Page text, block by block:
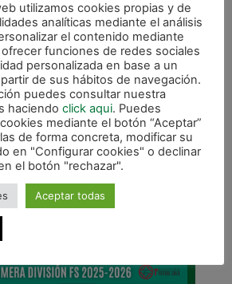
Javi Eseverri, Roberto Martil y Dani Saldise renuevan sus contratos
DE LIGA
utilizamos cookies propias y de
analíticas mediante el análisis
el contenido mediante
funciones de redes sociales
personalizada en base a un
de sus hábitos de navegación.
puedes consultar nuestra
haciendo click aqui. Puedes
mediante el botón “Aceptar”
de forma concreta, modificar su
en "Configurar cookies" o declinar
el botón "rechazar".
Aceptar todas